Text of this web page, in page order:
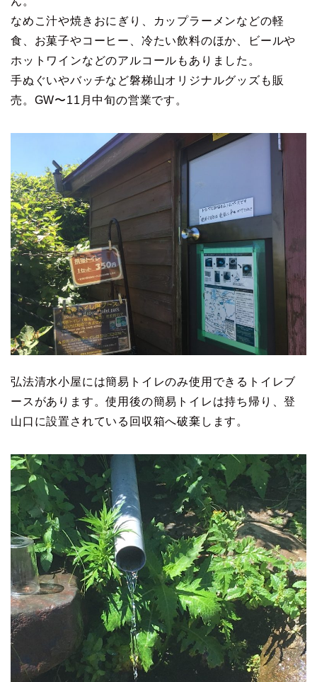
なめこ汁や焼きおにぎり、カップラーメンなどの軽
食、お菓子やコーヒー、冷たい飲料のほか、ビールや
ホットワインなどのアルコールもありました。
手ぬぐいやバッチなど磐梯山オリジナルグッズも販
売。GW〜11月中旬の営業です。
弘法清水小屋には簡易トイレのみ使用できるトイレブ
ースがあります。使用後の簡易トイレは持ち帰り、登
山口に設置されている回収箱へ破棄します。